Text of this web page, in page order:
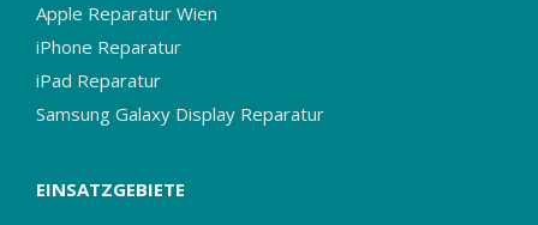
Apple Reparatur Wien
iPhone Reparatur
iPad Reparatur
Samsung Galaxy Display Reparatur
EINSATZGEBIETE